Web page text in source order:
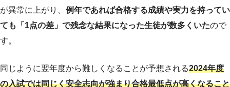
が異常に上がり、 例年であれば合格する成績や実力を持ってい
ても「1点の差」で残念な結果になった生徒が数多くいたので
す。
同じように翌年度から難しくなることが予想される2024年度
の入試では同じく安全志向が強まり合格最低点が高くなること